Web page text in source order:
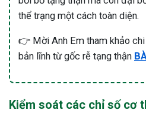
thể trạng một cách toàn diện.
👉 Mời Anh Em tham khảo
bản lĩnh từ gốc rễ tạng thận
Kiểm soát các chỉ số cơ